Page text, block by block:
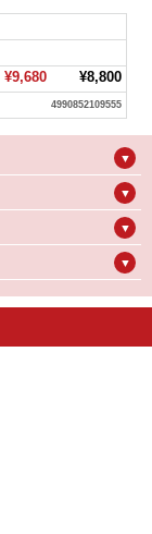
¥9,680¥8,800
4990852109555
▼
▼
▼
▼